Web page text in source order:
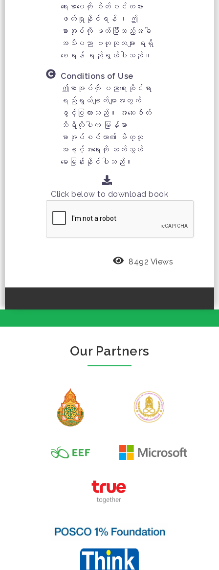
ရေးစာပေကို စိတ်ဝင်တစား
ဖတ်ရှုနိုင်ရန် ၊ ဤ
စာအုပ်ကို ဖတ်ပြီးသည့်အခါ
အသိပညာ ဗဟုသုတများ ရရှိ
စေရန် ရည်ရွယ်ပါသည်။
Conditions of Use
ဤစာအုပ်ကို ပညာရေးဆိုင်ရာ
ရည်ရွယ်ချက်များအတွက်
ခွင့်ပြုထားသည်။ အသေးစိတ်
သိရှိလိုပါက မြန်မာ
စာအုပ်စင်တာ၏ မိတ္တူ
အခွင့်အရေးကို ဆက်သွယ်
မေးမြန်းနိုင်ပါသည်။
Click below to download book
8492 Views
Our Partners